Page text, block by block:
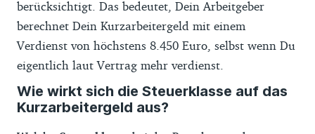
berücksichtigt. Das bedeutet, Dein Arbeitgeber
berechnet Dein Kurzarbeitergeld mit einem
Verdienst von höchstens 8.450 Euro, selbst wenn Du
eigentlich laut Vertrag mehr verdienst.
Wie wirkt sich die Steuerklasse auf das
Kurzarbeitergeld aus?